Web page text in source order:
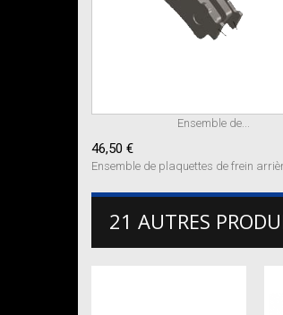
Ensemble de...
46,50 €
Ensemble de plaquettes de frein
21 AUTRES